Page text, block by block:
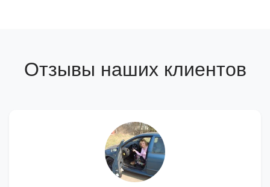
Отзывы наших клиентов